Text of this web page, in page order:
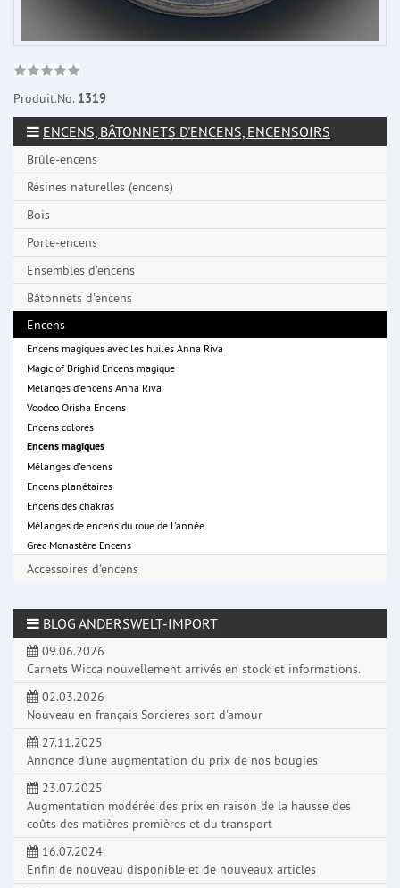
Produit.No. 1319
ENCENS, BÂTONNETS D'ENCENS, ENCENSOIRS
Brûle-encens
Résines naturelles (encens)
Bois
Porte-encens
Ensembles d'encens
Bâtonnets d'encens
Encens
Encens magiques avec les huiles Anna Riva
Magic of Brighid Encens magique
Mélanges d'encens Anna Riva
Voodoo Orisha Encens
Encens colorés
Encens magiques
Mélanges d'encens
Encens planétaires
Encens des chakras
Mélanges de encens du roue de l'année
Grec Monastère Encens
Accessoires d'encens
BLOG ANDERSWELT-IMPORT
09.06.2026
Carnets Wicca nouvellement arrivés en stock et informations.
02.03.2026
Nouveau en français Sorcieres sort d'amour
27.11.2025
Annonce d'une augmentation du prix de nos bougies
23.07.2025
Augmentation modérée des prix en raison de la hausse des
coûts des matières premières et du transport
16.07.2024
Enfin de nouveau disponible et de nouveaux articles